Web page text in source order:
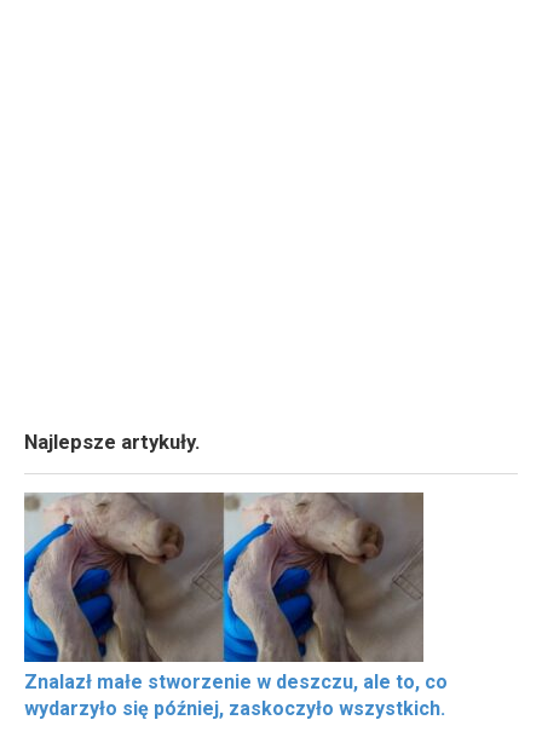
Najlepsze artykuły.
Znalazł małe stworzenie w deszczu, ale to, co
wydarzyło się później, zaskoczyło wszystkich.